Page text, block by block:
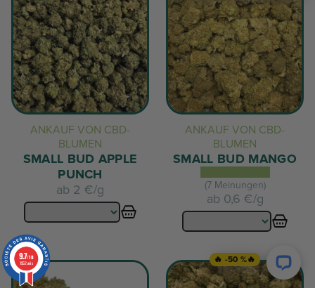
ANKAUF VON CBD-
BLUMEN
SMALL BUD APPLE
PUNCH
ab 2 €/g
ANKAUF VON CBD-
BLUMEN
SMALL BUD MANGO
(7 Meinungen)
ab 0,6 €/g
🔥 -50 %🔥
9.7/10
1952 avis